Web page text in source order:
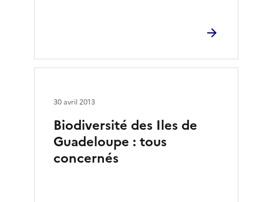
Biodiversité des Iles de
Guadeloupe : tous
concernés
30 avril 2013